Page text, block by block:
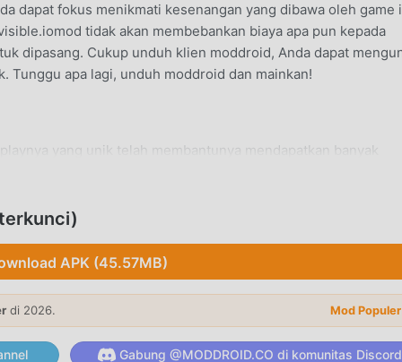
dapat fokus menikmati kesenangan yang dibawa oleh game
tidak akan membebankan biaya apa pun kepada
dipasang. Cukup unduh klien moddroid, Anda dapat
Tunggu apa lagi, unduh moddroid dan mainkan!
yang unik telah membantunya mendapatkan banyak
action game, diInvisible.io, Anda hanya perlu melalui
yang sama, moddroid telah secara khusus membangun
dengan moddroid dan nikmati action permainan
gaya seni yang unik, dan grafik, peta, dan karakternya yang
APK (45.57MB)
di 2026. Mod
Gabung @MODDROID.CO di komunitas Discord